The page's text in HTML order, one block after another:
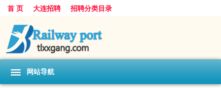
首 页 大连招聘 招聘分类目录
网站导航